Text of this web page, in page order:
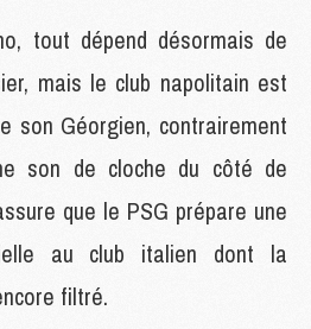
tout dépend désormais de
mais le club napolitain est
son Géorgien, contrairement
son de cloche du côté de
que le PSG prépare une
au club italien dont la
filtré.